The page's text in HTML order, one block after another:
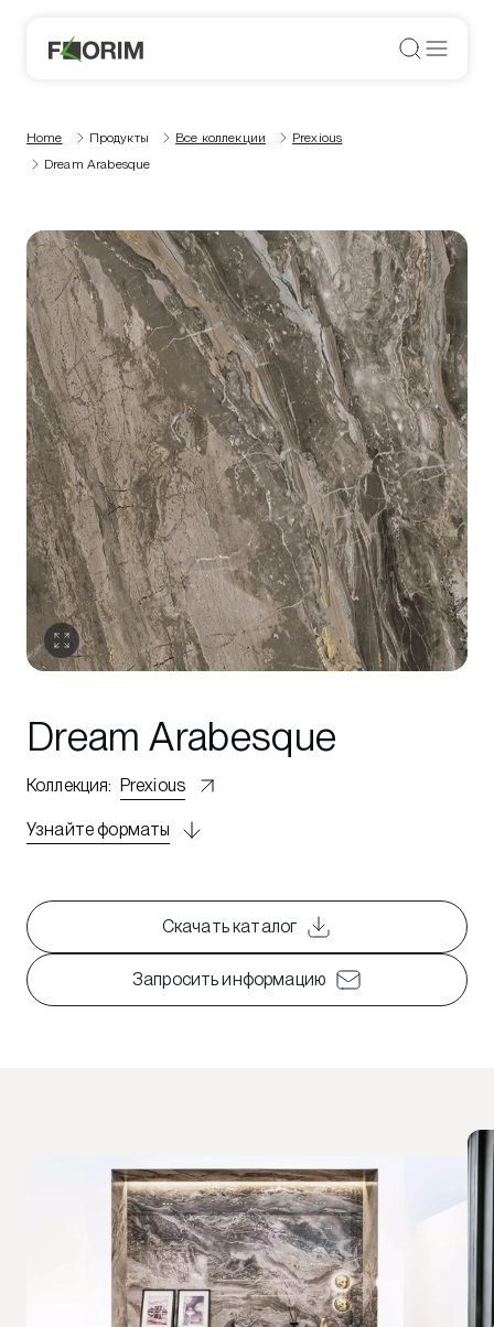
Home Продукты Все коллекции
Prexious
Dream Arabesque
Dream Arabesque
Коллекция: Prexious
Узнайте форматы
Скачать каталог
Запросить информацию